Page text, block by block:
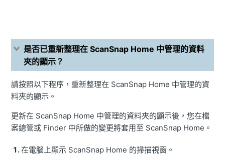
是否已重新整理在 ScanSnap Home 中管理的資料
夾的顯示？
請按照以下程序，重新整理在 ScanSnap Home 中管理的資
料夾的顯示。
更新在 ScanSnap Home 中管理的資料夾的顯示後，您在檔
案總管或 Finder 中所做的變更將套用至 ScanSnap Home。
在電腦上顯示 ScanSnap Home 的掃描視窗。